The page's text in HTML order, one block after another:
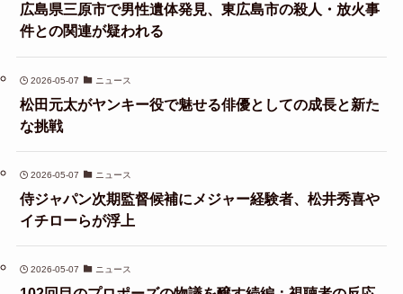
広島県三原市で男性遺体発見、東広島市の殺人・放火事
件との関連が疑われる
2026-05-07 ニュース
松田元太がヤンキー役で魅せる俳優としての成長と新た
な挑戦
2026-05-07 ニュース
侍ジャパン次期監督候補にメジャー経験者、松井秀喜や
イチローらが浮上
2026-05-07 ニュース